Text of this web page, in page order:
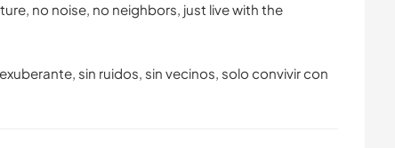
no noise, no neighbors, just live with the
sin ruidos, sin vecinos, solo convivir con